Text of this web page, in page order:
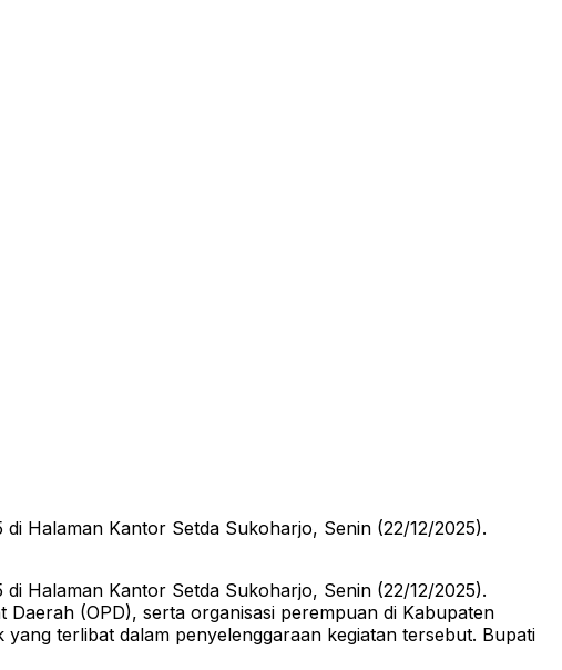
Halaman Kantor Setda Sukoharjo, Senin (22/12/2025).
Halaman Kantor Setda Sukoharjo, Senin (22/12/2025).
(OPD), serta organisasi perempuan di Kabupaten
terlibat dalam penyelenggaraan kegiatan tersebut. Bupati